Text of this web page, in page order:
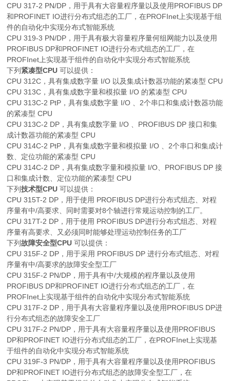
CPU 317-2 PN/DP，用于具有大容量程序量以及使用PROFIBUS DP
和PROFINET IO进行分布式组态的工厂，在PROFInet上实现基于组
件的自动化中实现分布式智能系统
CPU 319-3 PN/DP，用于具有极大容量程序量何组网能力以及使用
PROFIBUS DP和PROFINET IO进行分布式组态的工厂，在
PROFInet上实现基于组件的自动化中实现分布式智能系统
下列 紧凑型CPU 可以提供：
CPU 312C，具有集成数字量 I/O 以及集成计数器功能的紧凑型 CPU
CPU 313C，具有集成数字量和模拟量 I/O 的紧凑型 CPU
CPU 313C-2 PtP，具有集成数字量 I/O 、2个串口和集成计数器功能
的紧凑型 CPU
CPU 313C-2 DP，具有集成数字量 I/O 、PROFIBUS DP 接口和集
成计数器功能的紧凑型 CPU
CPU 314C-2 PtP，具有集成数字量和模拟量 I/O 、2个串口和集成计
数、定位功能的紧凑型 CPU
CPU 314C-2 DP，具有集成数字量和模拟量 I/O、PROFIBUS DP 接
口和集成计数、定位功能的紧凑型 CPU
下列技术型CPU 可以提供：
CPU 315T-2 DP，用于使用 PROFIBUS DP进行分布式组态、对程
序量有中/高要求、同时需要对8个轴进行常规运动控制的工厂。
CPU 317T-2 DP，用于使用 PROFIBUS DP进行分布式组态、对程
序量有高要求、又必须同时能够处理运动控制任务的工厂
下列故障安全型CPU 可以提供：
CPU 315F-2 DP，用于采用 PROFIBUS DP 进行分布式组态、对程
序量有中/高要求的故障安全型工厂
CPU 315F-2 PN/DP，用于具有中/大规模的程序量以及使用
PROFIBUS DP和PROFINET IO进行分布式组态的工厂，在
PROFInet上实现基于组件的自动化中实现分布式智能系统
CPU 317F-2 DP，用于具有大容量程序量以及使用PROFIBUS DP进
行分布式组态的故障安全工厂
CPU 317F-2 PN/DP，用于具有大容量程序量以及使用PROFIBUS
DP和PROFINET IO进行分布式组态的工厂，在PROFInet上实现基
于组件的自动化中实现分布式智能系统
CPU 319F-3 PN/DP，用于具有大容量程序量以及使用PROFIBUS
DP和PROFINET IO进行分布式组态的故障安全型工厂，在